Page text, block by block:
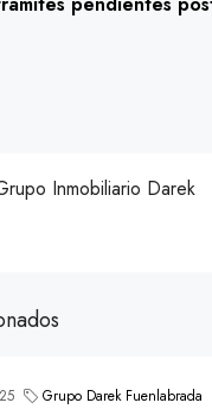
Inmobiliario Darek
Grupo Darek Fuenlabrada